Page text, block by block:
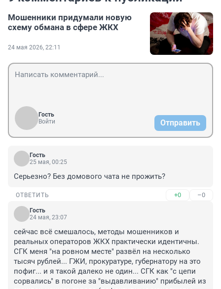
Мошенники придумали новую
схему обмана в сфере ЖКХ
24 мая 2026, 22:11
Гость
Войти
Отправить
Гость
25 мая, 00:25
Серьезно? Без домового чата не прожить?
ОТВЕТИТЬ +0 –0
Гость
24 мая, 23:07
сейчас всё смешалось, методы мошенников и
реальных операторов ЖКХ практически идентичны.
СГК меня "на ровном месте" развёл на несколько
тысяч рублей... ГЖИ, прокуратуре, губернатору на это
пофиг... и я такой далеко не один... СГК как "с цепи
сорвались" в погоне за "выдавливанию" прибылей из